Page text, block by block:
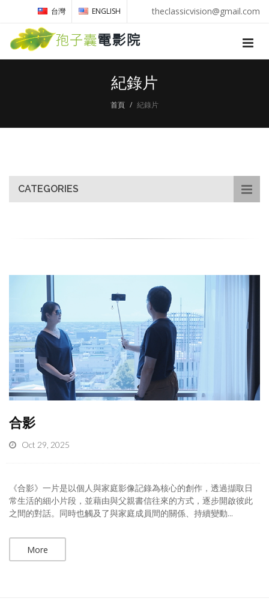
theclassicvision@gmail.com
台灣 ENGLISH
紀錄片
首頁 紀錄片
CATEGORIES
合影
Oct 29, 2025
《合影》一片是以個人與家庭影像記錄為核心的創作，透過擷取日
常生活的細小片段，並藉由與父親書信往來的方式，逐步開啟彼此
之間的對話。同時也觸及了與家庭成員間的關係、持續變動...
More